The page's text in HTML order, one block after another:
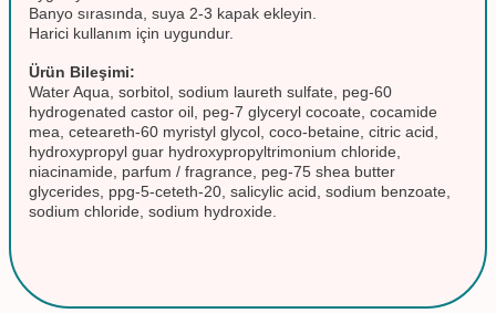
Banyo sırasında, suya 2-3 kapak ekleyin.
Harici kullanım için uygundur.
Ürün Bileşimi:
Water Aqua, sorbitol, sodium laureth sulfate, peg-60
hydrogenated castor oil, peg-7 glyceryl cocoate, cocamide
mea, ceteareth-60 myristyl glycol, coco-betaine, citric acid,
hydroxypropyl guar hydroxypropyltrimonium chloride,
niacinamide, parfum / fragrance, peg-75 shea butter
glycerides, ppg-5-ceteth-20, salicylic acid, sodium benzoate,
sodium chloride, sodium hydroxide.